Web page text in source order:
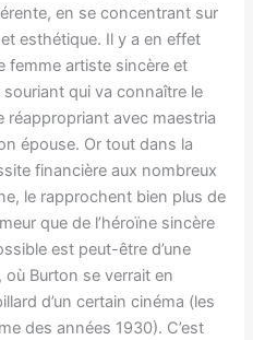
en se concentrant sur
esthétique. Il y a en effet
femme artiste sincère et
qui va connaître le
réappropriant avec maestria
épouse. Or tout dans la
financière aux nombreux
le rapprochent bien plus de
que de l’héroïne sincère
est peut-être d’une
Burton se verrait en
d’un certain cinéma (les
des années 1930). C’est